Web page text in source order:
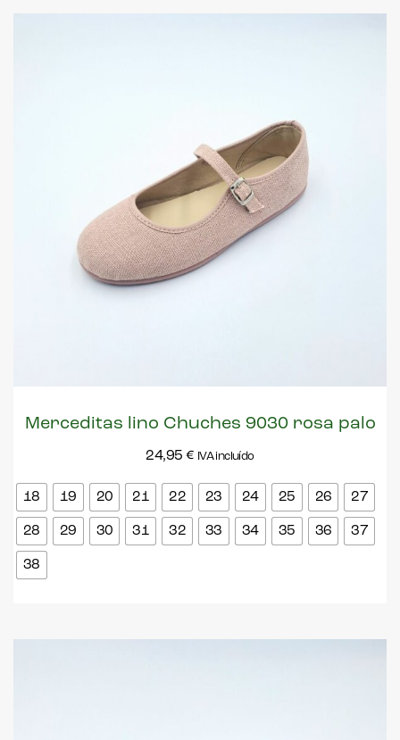
Merceditas lino Chuches 9030 rosa palo
24,95 € IVA incluído
18 19 20 21 22 23 24 25 26 27
28 29 30 31 32 33 34 35 36 37
38